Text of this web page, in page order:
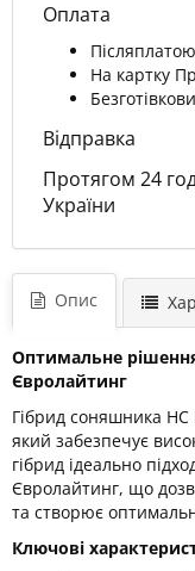
Оплата
Післяплатою
На картку
Відправка
Протягом 24
України
Опис
Оптимальне
Євролайтинг
Гібрид соняшника НС
який забезпечує
гібрид ідеально
Євролайтинг, що
та створює
Ключові